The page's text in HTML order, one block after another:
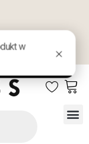
KONTAKT